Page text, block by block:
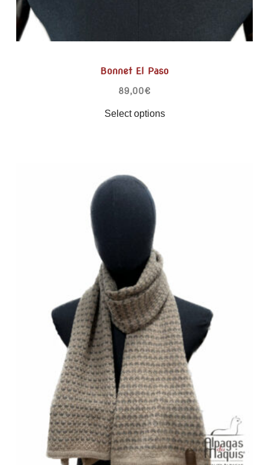
Bonnet El Paso
89,00€
Select options